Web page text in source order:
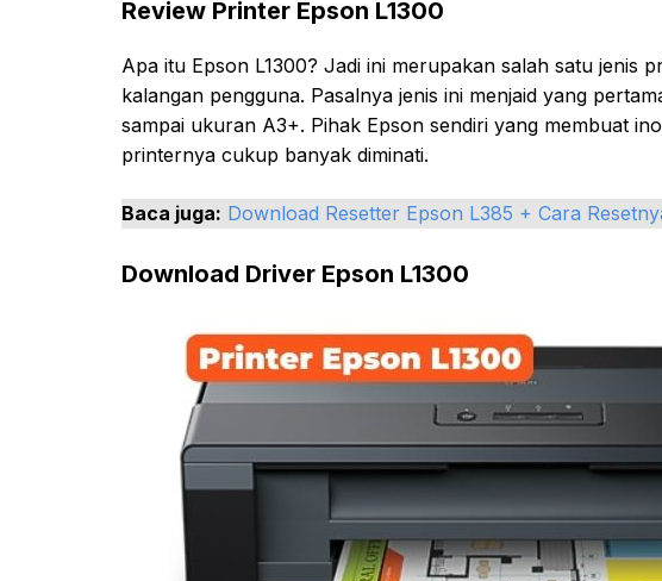
Review Printer Epson L1300
Apa itu Epson L1300? Jadi ini merupakan salah satu jenis
kalangan pengguna. Pasalnya jenis ini menjaid yang
sampai ukuran A3+. Pihak Epson sendiri yang membuat
printernya cukup banyak diminati.
Baca juga: Download Resetter Epson L385 + Cara
Download Driver Epson L1300